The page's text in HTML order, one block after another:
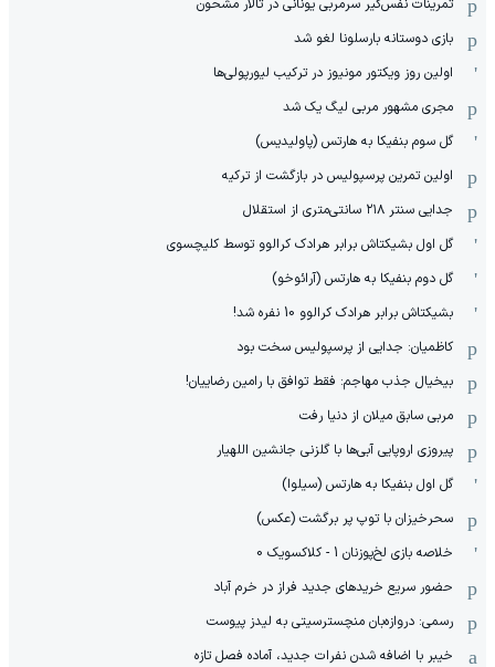
‏تمرینات نفس‌گیر سرمربی یونانی در تالار مشحون
بازی دوستانه بارسلونا لغو شد
اولین روز ویکتور مونیوز در ترکیب لیورپولی‌ها
مجری مشهور مربی لیگ یک شد
گل سوم بنفیکا به هارتس (پاولیدیس)
اولین تمرین پرسپولیس در بازگشت از ترکیه
جدایی سنتر ۲۱۸ سانتی‌متری از استقلال
گل اول بشیکتاش برابر هرادک کرالوو توسط کلیچسوی
گل دوم بنفیکا به هارتس (آرائوخو)
بشیکتاش برابر هرادک کرالوو 10 نفره شد!
کاظمیان: جدایی از پرسپولیس سخت بود
بیخیال جذب مهاجم: فقط توافق با رامین رضاییان!
مربی سابق میلان از دنیا رفت
پیروزی اروپایی آبی‌ها با گلزنی جانشین اللهیار
گل اول بنفیکا به هارتس (سیلوا)
سحرخیزان با توپ پر برگشت (عکس)
خلاصه بازی لخ‌پوزنان 1 - کلاکسویک 0
حضور سریع خریدهای جدید فراز در خرم آباد
رسمی: دروازه‌بان منچسترسیتی به لیدز پیوست
خیبر با اضافه شدن نفرات جدید، آماده فصل تازه